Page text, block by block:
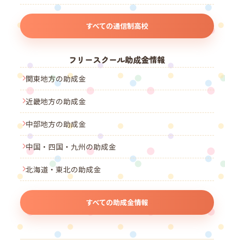
すべての通信制高校
フリースクール助成金情報
関東地方の助成金
近畿地方の助成金
中部地方の助成金
中国・四国・九州の助成金
北海道・東北の助成金
すべての助成金情報